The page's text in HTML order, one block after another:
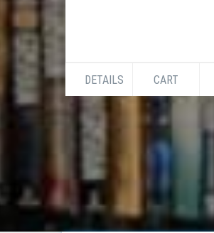
DETAILS CART